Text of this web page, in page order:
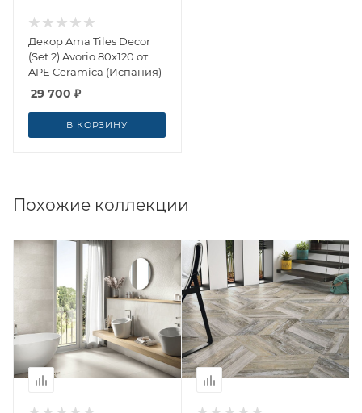
Декор Ama Tiles Decor
(Set 2) Avorio 80x120 от
APE Ceramica (Испания)
29 700 ₽
В КОРЗИНУ
Похожие коллекции